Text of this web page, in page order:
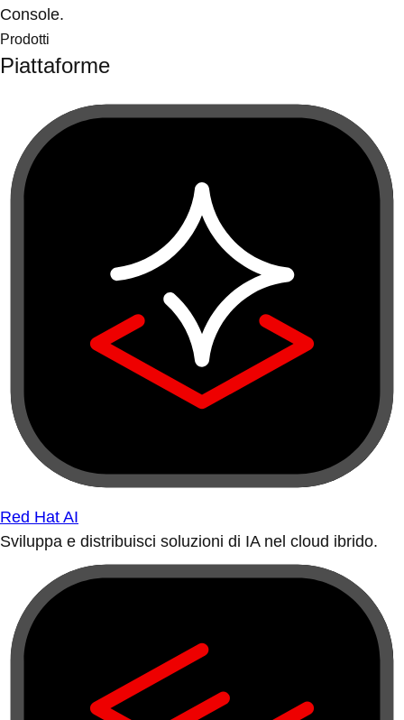
Console.
Prodotti
Piattaforme
Red Hat AI
Sviluppa e distribuisci soluzioni di IA nel cloud ibrido.